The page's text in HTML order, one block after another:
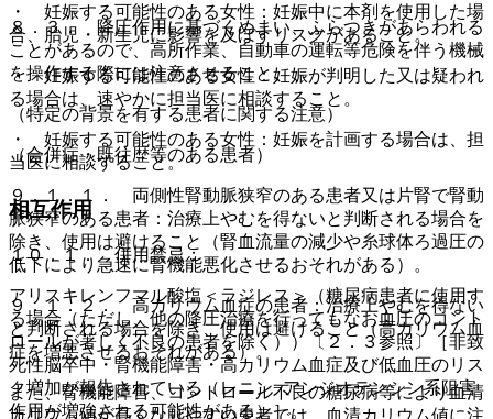
・ 妊娠する可能性のある女性：妊娠中に本剤を使用した場
合、胎児・新生児に影響を及ぼすリスクがあること。
・ 妊娠する可能性のある女性：妊娠が判明した又は疑われ
る場合は、速やかに担当医に相談すること。
・ 妊娠する可能性のある女性：妊娠を計画する場合は、担
当医に相談すること。
相互作用
１０．１． 併用禁忌：
アリスキレンフマル酸塩＜ラジレス＞（糖尿病患者に使用す
る場合（ただし、他の降圧治療を行ってもなお血圧のコント
ロールが著しく不良の患者を除く））〔２．３参照〕［非致
死性脳卒中・腎機能障害・高カリウム血症及び低血圧のリス
ク増加が報告されている（レニン−アンジオテンシン系阻害
作用が増強される可能性がある）］。
８．３． 降圧作用に基づくめまい、ふらつきがあらわれる
ことがあるので、高所作業、自動車の運転等危険を伴う機械
を操作する際には注意させること。
（特定の背景を有する患者に関する注意）
（合併症・既往歴等のある患者）
９．１．１． 両側性腎動脈狭窄のある患者又は片腎で腎動
脈狭窄のある患者：治療上やむを得ないと判断される場合を
除き、使用は避けること（腎血流量の減少や糸球体ろ過圧の
低下により急速に腎機能悪化させるおそれがある）。
９．１．２． 高カリウム血症の患者：治療上やむを得ない
と判断される場合を除き、使用は避けること（高カリウム血
症を増悪させるおそれがある）。
また、腎機能障害、コントロール不良の糖尿病等により血清
カリウム値が高くなりやすい患者では、血清カリウム値に注